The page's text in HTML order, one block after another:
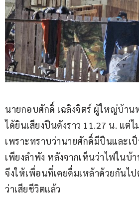
นายกอบศักดิ์ เฉลิงจิตร์ ผู้ใหญ่บ้าน
ได้ยินเสียงปืนดังราว 11.27 น. แต่ไ
เพราะทราบว่านายศักดิ์มีปืนและเ
เพียงลำพัง หลังจากเห็นว่าไฟในบ้
จึงให้เพื่อนที่เคยดื่มเหล้าด้วยกันไ
ว่าเสียชีวิตแล้ว